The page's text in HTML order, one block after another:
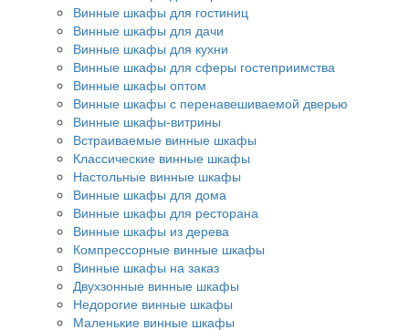
Винные шкафы для гостиниц
Винные шкафы для дачи
Винные шкафы для кухни
Винные шкафы для сферы гостеприимства
Винные шкафы оптом
Винные шкафы с перенавешиваемой дверью
Винные шкафы-витрины
Встраиваемые винные шкафы
Классические винные шкафы
Настольные винные шкафы
Винные шкафы для дома
Винные шкафы для ресторана
Винные шкафы из дерева
Компрессорные винные шкафы
Винные шкафы на заказ
Двухзонные винные шкафы
Недорогие винные шкафы
Маленькие винные шкафы